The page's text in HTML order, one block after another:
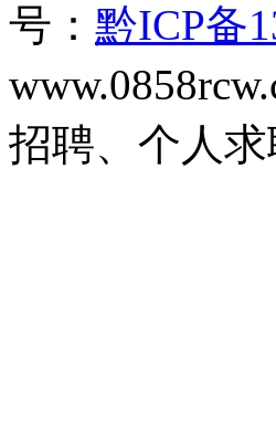
号： 黔ICP备
招聘、个人